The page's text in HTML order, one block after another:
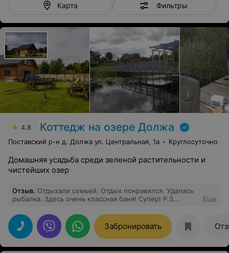
Карта Фильтры
4.8 Коттедж на озере Должа
Поставский р-н д. Должа ул. Центральная, 1а Круглосуточно
Домашняя усадьба среди зеленой растительности и
чистейших озер
Отзыв. Отдыхали семьей. Отдых понравился. Удалась
рыбалка. Здесь очень классная баня! Супер! P.S.
Еще
Забронировать